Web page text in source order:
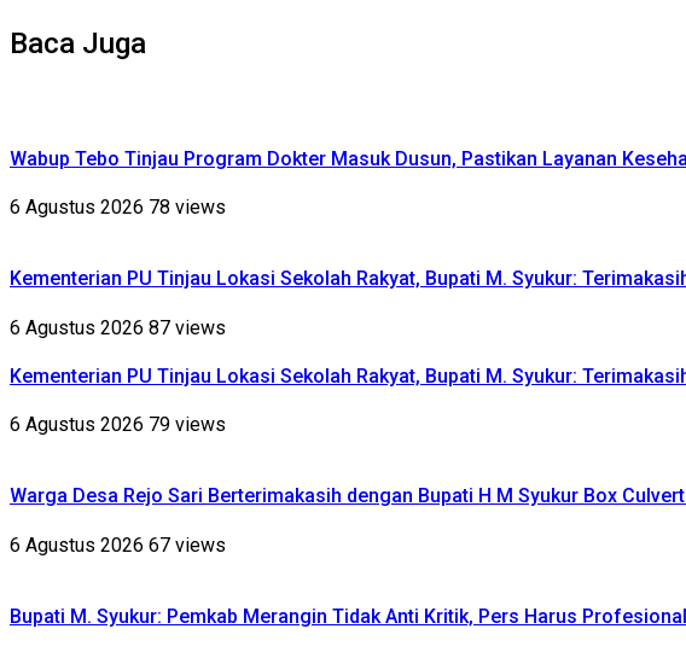
Baca Juga
Wabup Tebo Tinjau Program Dokter Masuk Dusun, Pastikan Layanan
6 Agustus 2026 78 views
Kementerian PU Tinjau Lokasi Sekolah Rakyat, Bupati M. Syukur:
6 Agustus 2026 87 views
Kementerian PU Tinjau Lokasi Sekolah Rakyat, Bupati M. Syukur:
6 Agustus 2026 79 views
Warga Desa Rejo Sari Berterimakasih dengan Bupati H M Syukur Box
6 Agustus 2026 67 views
Bupati M. Syukur: Pemkab Merangin Tidak Anti Kritik, Pers Harus Profesional